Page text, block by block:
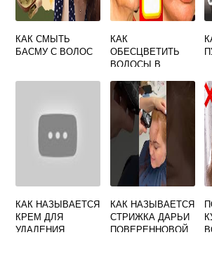
КАК СМЫТЬ
БАСМУ С ВОЛОС
КАК
ОБЕСЦВЕТИТЬ
ВОЛОСЫ В
УСЛОВИЯХ НА
ТЕЛЕ
КАК НАЗЫВАЕТСЯ
КРЕМ ДЛЯ
УДАЛЕНИЯ
КАК НАЗЫВАЕТСЯ
СТРИЖКА ДАРЬИ
ПОВЕРЕННОВОЙ